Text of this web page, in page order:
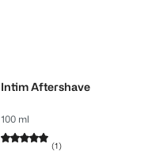
Intim Aftershave
100 ml
(1)